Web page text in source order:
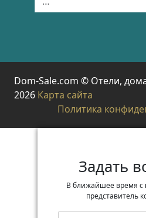
Dom-Sale.com © Отели,
2026 Карта сайта
Политика
Задать
В ближайшее время с
представитель